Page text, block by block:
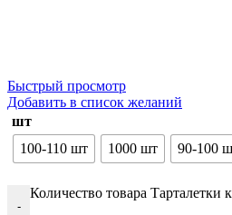
Быстрый просмотр
Добавить в список желаний
шт
100-110 шт
1000 шт 90-100
-
Количество товара